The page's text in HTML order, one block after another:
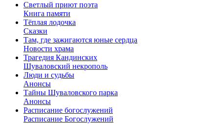
Светлый приют поэта
Книга памяти
Тёплая лодочка
Сказки
Там, где зажигаются юные сердца
Новости храма
Трагедия Кандинских
Шуваловский некрополь
Люди и судьбы
Анонсы
Тайны Шуваловского парка
Анонсы
Расписание богослужений
Расписание Богослужений